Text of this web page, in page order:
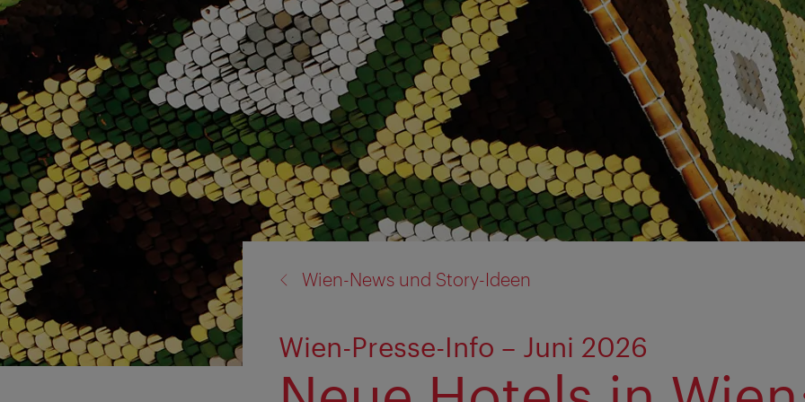
Wien-News und Story-Ideen
Wien-Presse-Info – Juni 2026